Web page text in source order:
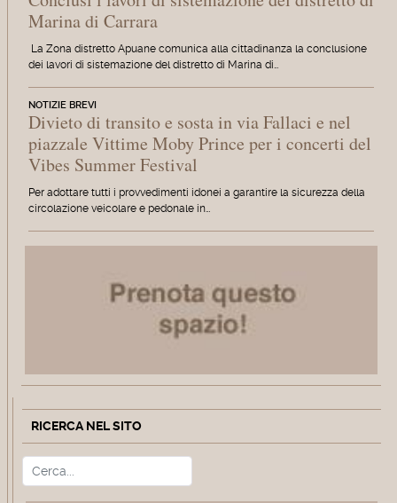
Marina di Carrara
La Zona distretto Apuane comunica alla cittadinanza la conclusione
dei lavori di sistemazione del distretto di Marina di…
NOTIZIE BREVI
Divieto di transito e sosta in via Fallaci e nel
piazzale Vittime Moby Prince per i concerti del
Vibes Summer Festival
Per adottare tutti i provvedimenti idonei a garantire la sicurezza della
circolazione veicolare e pedonale in…
RICERCA NEL SITO
Cerca Type 2 or more characters for